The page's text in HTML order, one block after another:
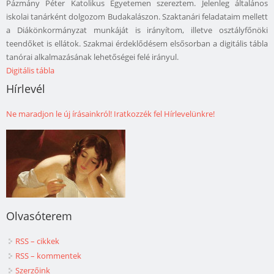
Pázmány Péter Katolikus Egyetemen szereztem. Jelenleg általános
iskolai tanárként dolgozom Budakalászon. Szaktanári feladataim mellett
a Diákönkormányzat munkáját is irányítom, illetve osztályfőnöki
teendőket is ellátok. Szakmai érdeklődésem elsősorban a digitális tábla
tanórai alkalmazásának lehetőségei felé irányul.
Digitális tábla
Hírlevél
Ne maradjon le új írásainkról! Iratkozzék fel Hírlevelünkre!
Olvasóterem
RSS – cikkek
RSS – kommentek
Szerzőink